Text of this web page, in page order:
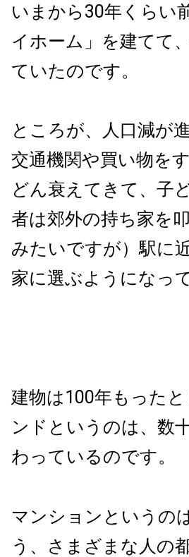
いまから30年くらい
イホーム」を建てて
ていたのです。
ところが、人口減が
交通機関や買い物を
どん衰えてきて、子
者は郊外の持ち家を
みたいですが）駅に
家に選ぶようになっ
建物は100年もった
ンドというのは、数
わっているのです。
マンションというの
う、さまざまな人の